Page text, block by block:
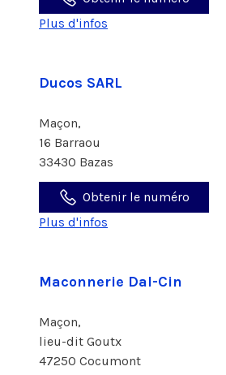
Plus d'infos
Ducos SARL
Maçon,
16 Barraou
33430 Bazas
Obtenir le numéro
Plus d'infos
Maconnerie Dal-Cin
Maçon,
lieu-dit Goutx
47250 Cocumont